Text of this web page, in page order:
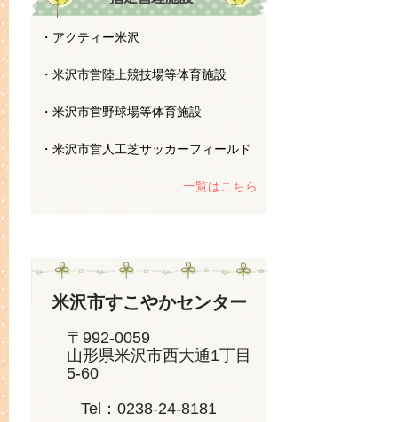
・アクティー米沢
・米沢市営陸上競技場等体育施設
・米沢市営野球場等体育施設
・米沢市営人工芝サッカーフィールド
一覧はこちら
米沢市すこやかセンター
〒992-0059
山形県米沢市西大通1丁目
5-60
Tel：0238-24-8181